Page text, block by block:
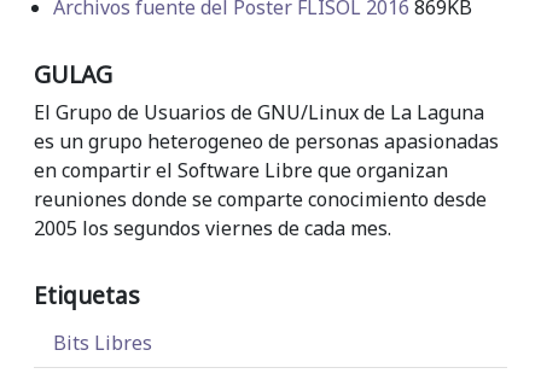
Archivos fuente del Poster FLISOL 2016 869KB
GULAG
El Grupo de Usuarios de GNU/Linux de La Laguna
es un grupo heterogeneo de personas apasionadas
en compartir el Software Libre que organizan
reuniones donde se comparte conocimiento desde
2005 los segundos viernes de cada mes.
Etiquetas
Bits Libres